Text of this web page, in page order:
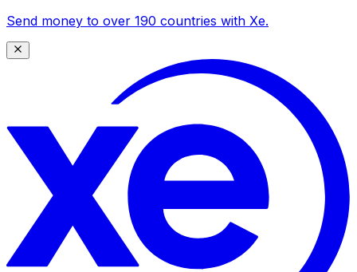
Send money to over 190 countries with Xe.